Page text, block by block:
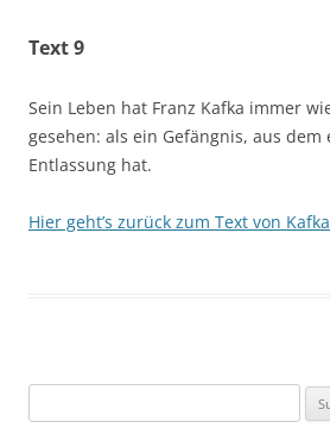
Text 9
Sein Leben hat Franz Kafka immer
gesehen: als ein Gefängnis, aus
Entlassung hat.
Hier geht’s zurück zum Text von Kafka
nach: